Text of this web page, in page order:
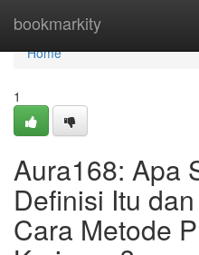
bookmarkity
Home
Home
1
Aura168: Apa
Definisi Itu
Cara Metode